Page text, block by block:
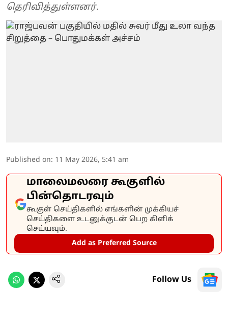
தெரிவித்துள்ளனர்.
Published on: 11 May 2026, 5:41 am
மாலைமலரை கூகுளில்
பின்தொடரவும்
கூகுள் செய்திகளில் எங்களின் முக்கியச்
செய்திகளை உடனுக்குடன் பெற கிளிக்
செய்யவும்.
Add as Preferred Source
Follow Us